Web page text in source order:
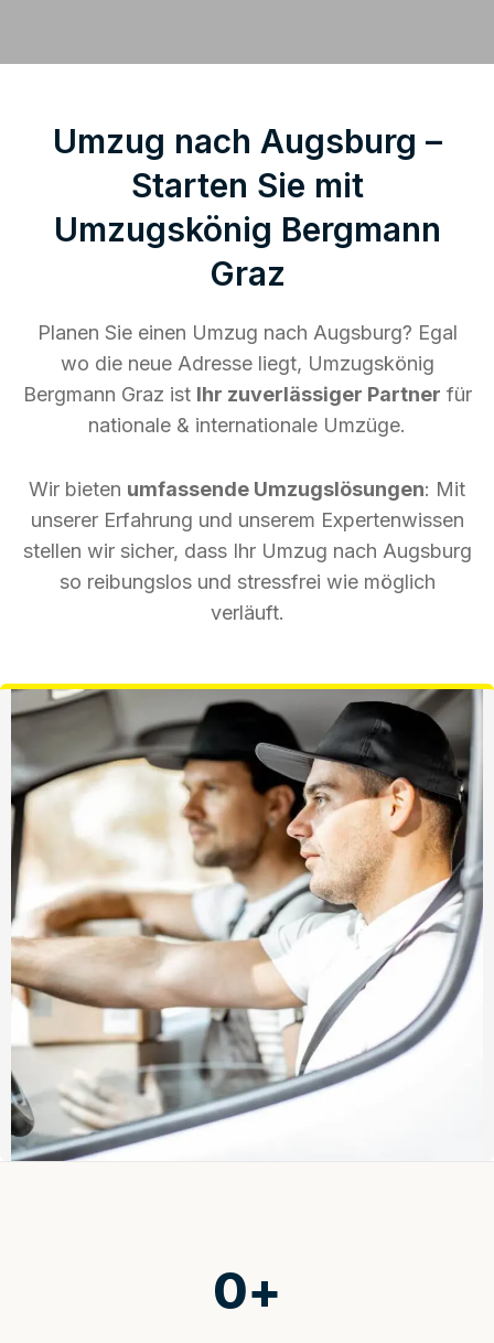
Umzug nach Augsburg –
Starten Sie mit
Umzugskönig Bergmann
Graz
Planen Sie einen Umzug nach Augsburg? Egal
wo die neue Adresse liegt, Umzugskönig
Bergmann Graz ist Ihr zuverlässiger Partner für
nationale & internationale Umzüge.
Wir bieten umfassende Umzugslösungen: Mit
unserer Erfahrung und unserem Expertenwissen
stellen wir sicher, dass Ihr Umzug nach Augsburg
so reibungslos und stressfrei wie möglich
verläuft.
0+